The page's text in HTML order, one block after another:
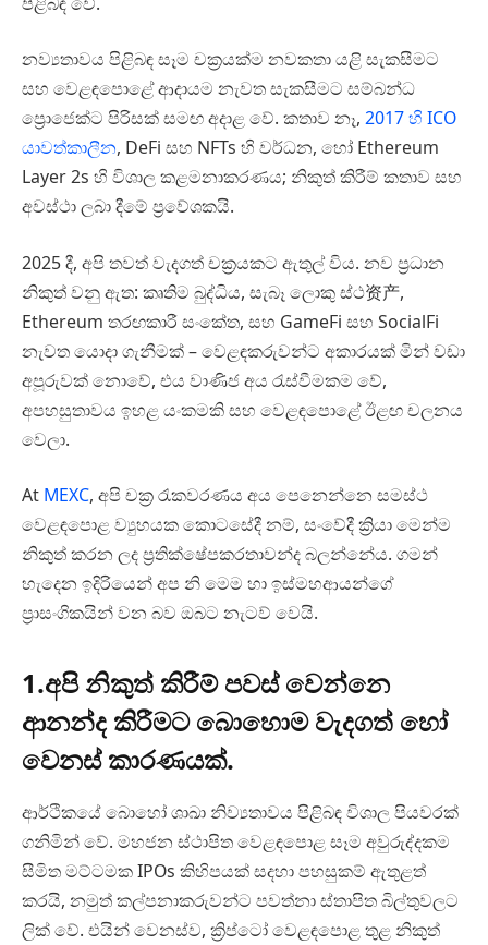
නව්‍යතාවය පිළිබඳ සෑම චක්‍රයක්ම නවකතා යළි සැකසීමට
සහ වෙළඳපොළේ ආදායම නැවත සැකසීමට සම්බන්ධ
ප්‍රොජෙක්ට පිරිසක් සමඟ අදාළ වේ. කතාව නෑ, 2017 හි ICO
යාවත්කාලීන, DeFi සහ NFTs හි වර්ධන, හෝ Ethereum
Layer 2s හි විශාල කළමනාකරණය; නිකුත් කිරීම් කතාව සහ
අවස්ථා ලබා දීමේ ප්‍රවේශකයි.
2025 දී, අපි තවත් වැදගත් චක්‍රයකට ඇතුල් විය. නව ප්‍රධාන
නිකුත් වනු ඇත: කෘතිම බුද්ධිය, සැබෑ ලොකු ස්ථ资产,
Ethereum තරඟකාරී සංකේත, සහ GameFi සහ SocialFi
නැවත යොදා ගැනීමක් – වෙළඳකරුවන්ට අකාරයක් මින් වඩා
අපූරුවක් නොවේ, එය වාණිජ අය රැස්වීමකම වේ,
අපහසුතාවය ඉහළ යංකමකි සහ වෙළඳපොළේ ඊළඟ චලනය
වෙලා.
At MEXC, අපි චක්‍ර රැකවරණය අය පෙනෙන්නෙ සමස්ථ
වෙළඳපොළ ව්‍යුහයක කොටසේදී නම්, සංවේදී ක්‍රියා මෙන්ම
නිකුත් කරන ලද ප්‍රතික්ෂේපකරතාවන්ද බලන්නේය. ගමන්
හැදෙන ඉදිරියෙන් අප නි මෙම හා ඉස්මහආයන්ගේ
ප්‍රාසංගිකයින් වන බව ඔබට නැටව් වෙයි.
1.අපි නිකුත් කිරීම් පවස් වෙන්නෙ
ආනන්ද කිරීමට බොහොම වැදගත් හෝ
වෙනස් කාරණයක්.
ආර්ථිකයේ බොහෝ ශාඛා නිව්‍යතාවය පිළිබඳ විශාල පියවරක්
ගනිමින් වේ. මහජන ස්ථාපිත වෙළඳපොළ සෑම අවුරුද්දකම
සීමිත මට්ටමක IPOs කිහිපයක් සදහා පහසුකම් ඇතුළත්
කරයි, නමුත් කල්පනාකරුවන්ට පවත්නා ස්තාපිත බිල්තුවලට
ලික් වේ. එයින් වෙනස්ව, ක්‍රිප්ටෝ වෙළඳපොළ තුළ නිකුත්